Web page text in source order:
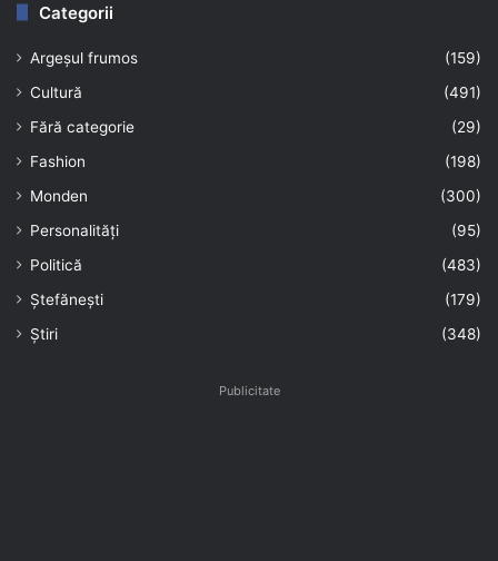
Categorii
Argeșul frumos
(159)
Cultură
(491)
Fără categorie
(29)
Fashion
(198)
Monden
(300)
Personalități
(95)
Politică
(483)
Ștefănești
(179)
Știri
(348)
Publicitate